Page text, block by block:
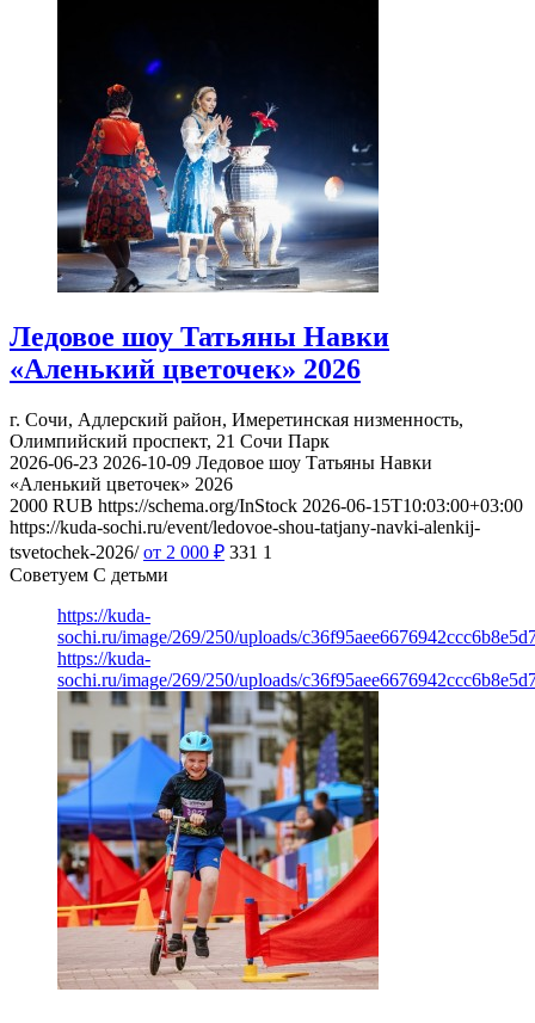
Ледовое шоу Татьяны Навки
«Аленький цветочек» 2026
г. Сочи, Адлерский район, Имеретинская низменность,
Олимпийский проспект, 21 Сочи Парк
2026-06-23 2026-10-09 Ледовое шоу Татьяны Навки
«Аленький цветочек» 2026
2000 RUB https://schema.org/InStock 2026-06-15T10:03:00+03:00
https://kuda-sochi.ru/event/ledovoe-shou-tatjany-navki-alenkij-
tsvetochek-2026/ от 2 000 ₽ 331 1
Советуем С детьми
https://kuda-
sochi.ru/image/269/250/uploads/
https://kuda-
sochi.ru/image/269/250/uploads/